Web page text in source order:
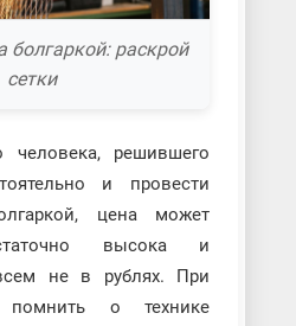
болгаркой: раскрой
сетки
человека, решившего
и провести
цена может
высока и
не в рублях. При
помнить о технике